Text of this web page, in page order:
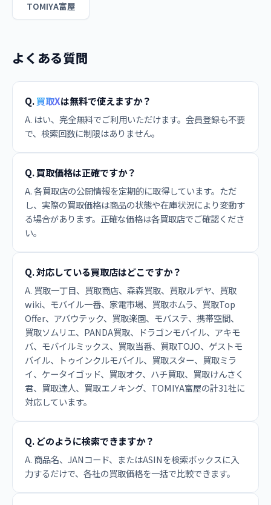
TOMIYA富屋
よくある質問
Q.買取Xは無料で使えますか？
A. はい、完全無料でご利用いただけます。会員登録も不要
で、検索回数に制限はありません。
Q. 買取価格は正確ですか？
A. 各買取店の公開情報を定期的に取得しています。ただ
し、実際の買取価格は商品の状態や在庫状況により変動す
る場合があります。正確な価格は各買取店でご確認くださ
い。
Q. 対応している買取店はどこですか？
A. 買取一丁目、買取商店、森森買取、買取ルデヤ、買取
wiki、モバイル一番、家電市場、買取ホムラ、買取Top
Offer、アバウテック、買取楽園、モバステ、携帯空間、
買取ソムリエ、PANDA買取、ドラゴンモバイル、アキモ
バ、モバイルミックス、買取当番、買取TOJO、ゲストモ
バイル、トゥインクルモバイル、買取スター、買取ミラ
イ、ケータイゴッド、買取オク、ハチ買取、買取けんさく
君、買取達人、買取エノキング、TOMIYA富屋の計31社に
対応しています。
Q. どのように検索できますか？
A. 商品名、JANコード、またはASINを検索ボックスに入
力するだけで、各社の買取価格を一括で比較できます。